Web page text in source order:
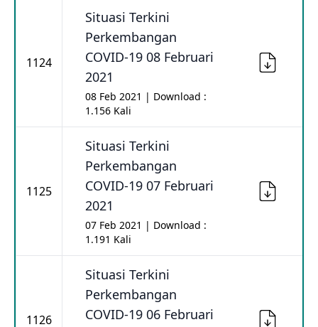
1124
Situasi Terkini
Perkembangan
COVID-19 08 Februari
2021
08 Feb 2021 | Download :
1.156 Kali
1125
Situasi Terkini
Perkembangan
COVID-19 07 Februari
2021
07 Feb 2021 | Download :
1.191 Kali
1126
Situasi Terkini
Perkembangan
COVID-19 06 Februari